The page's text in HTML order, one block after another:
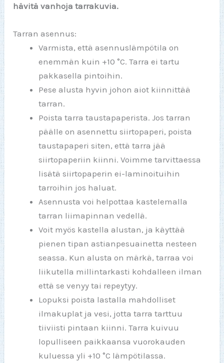
hävitä vanhoja tarrakuvia.
Tarran asennus:
Varmista, että asennuslämpötila on
enemmän kuin +10 °C. Tarra ei tartu
pakkasella pintoihin.
Pese alusta hyvin johon aiot kiinnittää
tarran.
Poista tarra taustapaperista. Jos tarran
päälle on asennettu siirtopaperi, poista
taustapaperi siten, että tarra jää
siirtopaperiin kiinni. Voimme tarvittaessa
lisätä siirtopaperin ei-laminoituihin
tarroihin jos haluat.
Asennusta voi helpottaa kastelemalla
tarran liimapinnan vedellä.
Voit myös kastella alustan, ja käyttää
pienen tipan astianpesuainetta nesteen
seassa. Kun alusta on märkä, tarraa voi
liikutella millintarkasti kohdalleen ilman
että se venyy tai repeytyy.
Lopuksi poista lastalla mahdolliset
ilmakuplat ja vesi, jotta tarra tarttuu
tiiviisti pintaan kiinni. Tarra kuivuu
lopulliseen paikkaansa vuorokauden
kuluessa yli +10 °C lämpötilassa.